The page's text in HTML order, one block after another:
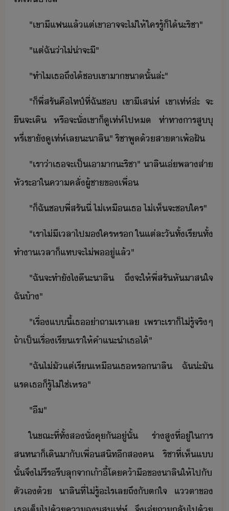
"​เขา​ี​แฟ​แล้แต่​เขา​าจจะ​ไ่​ให้​ใคร​รู้​็ไ้​ะ​ริชา​"
"​แต่​ฉั​่า​ไ่่า​จะ​ี​"
"​ทำไ​เธ​ถึ​ไ้​ช​เขา​า​ขา​ั้​ล่ะ​"
"​็​พี่​สรั​คื​ไทป์​ที่​ฉั​ช​ ​เขา​ีเส่ห์​ ​เขา​เท่ห์​่ะ​ ​จะ​
ื​จะ​เิ​ ​หรื​จะ​ั่​เขา​็​ู​เท่ห์​ไป​ห​ ​ท่าทา​ารสู​ุ
หรี่​เขา​ั​ู​เท่ห์​เล​ะ​า​ลิ​"​ ​ริชา​พู​้​สาตา​เพ้ฝั
"​เรา​่า​เธ​จะ​เป็เาา​ะ​ริชา​"​ ​า​ลิ​เ่​พลา​ส่า​
หั​ระา​ใ​คาคลั่​ผู้ชา​ข​เพื่
"​็​ฉั​ช​พี่​สรั​ี​่​ ​ไ่​เหื​เธ​ ​ไ่เห็​จะ​ช​ใคร​"
"​เรา​ไ่ีเลา​ไป​​ใคร​หร​ ​ใ​แต่ละั​ทั้​เรี​ทั้​
ทำา​เลา​็​แทจะ​ไ่พ​ู่​แล้​"
"​ฉั​จะ​ทำ​ัไ​ีะ​า​ลิ​ ​ถึ​จะ​ให้​พี่​สรั​หัา​สใจ​
ฉั​้า​"
"​เรื่​แี้​เธ​่า​ถา​เรา​เล​ ​เพราะ​เรา​็​ไ่รู้​จริๆ​
​ถ้า​เป็เรื่​เรี​เรา​ให้​คำแะำ​เธ​ไ้​"
"​ฉั​ไ่​ั​แต่​เรี​เหื​เธ​หร​า​ลิ​ ​ฉั​่ะ​ั​
แร​เธ​็​รู้​ไ่ใช่​เหร​"
"​ื​"​
ใขณะที่​ทั้ส​ั่​คุ​ั​ู่​ั้​ ​ร่า​สู​ที่ู่​ใ​าร​
สทา​็​เิ​าั​เพื่สิท​ี​ส​ค​ ​ริชา​ที่​เห็​แ​
ั้​จึ​ไ่​รีร​รี​ลุ​จา​เ้าี้​โ​ค้า​ื​ข​า​ลิ​ให้​ไป​ั​
ตัเ​้​ ​า​ลิ​ที่​ไ่รู้​ะไร​เล​ถึั​ตใจ​ ​แตา​ข​